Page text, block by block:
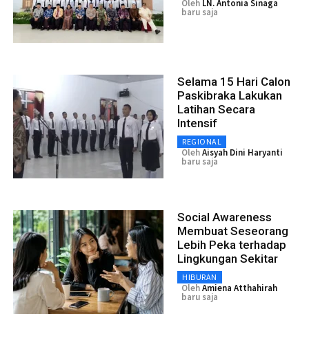
Oleh LN. Antonia Sinaga
baru saja
Selama 15 Hari Calon
Paskibraka Lakukan
Latihan Secara
Intensif
REGIONAL
OlehAisyah Dini Haryanti
baru saja
Social Awareness
Membuat Seseorang
Lebih Peka terhadap
Lingkungan Sekitar
HIBURAN
OlehAmiena Atthahirah
baru saja